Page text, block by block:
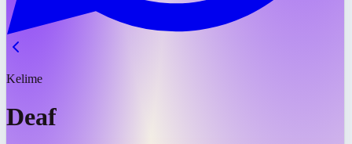
Kelime
Deaf